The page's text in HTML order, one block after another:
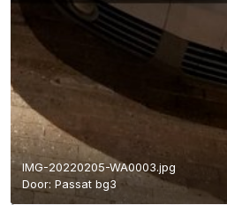
IMG-20220205-WA0003.jpg
Door: Passat bg3